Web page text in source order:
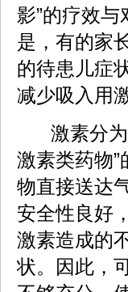
影”的疗效
是，有的家
的待患儿症
减少吸入用激
激素分
激素类药物
物直接送达
安全性良好
激素造成的
状。因此，